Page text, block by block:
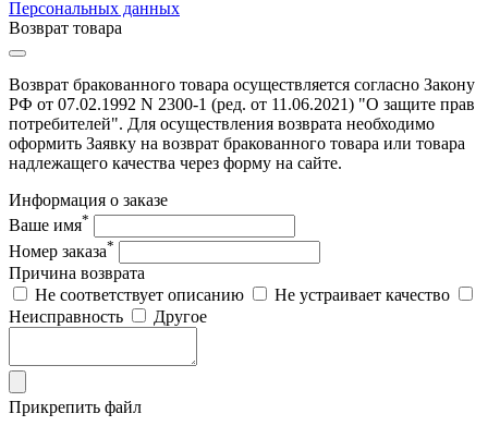
Персональных данных
Возврат товара
Возврат бракованного товара осуществляется согласно Закону
РФ от 07.02.1992 N 2300-1 (ред. от 11.06.2021) "О защите прав
потребителей". Для осуществления возврата необходимо
оформить Заявку на возврат бракованного товара или товара
надлежащего качества через форму на сайте.
Информация о заказе
Ваше имя*
Номер заказа*
Причина возврата
Не соответствует описанию
Не устраивает качество
Неисправность
Другое
Прикрепить файл